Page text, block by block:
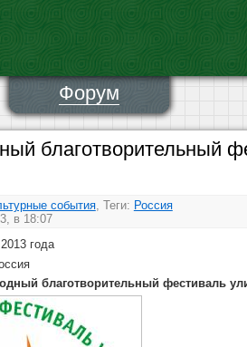
Форум
благотворительный
события, Теги: Россия
в 18:07
года
благотворительный фестиваль